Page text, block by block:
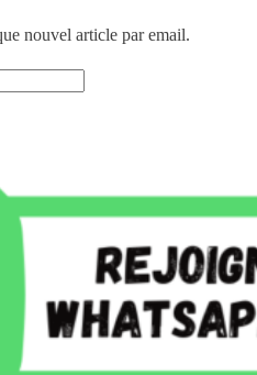
nouvel article par email.